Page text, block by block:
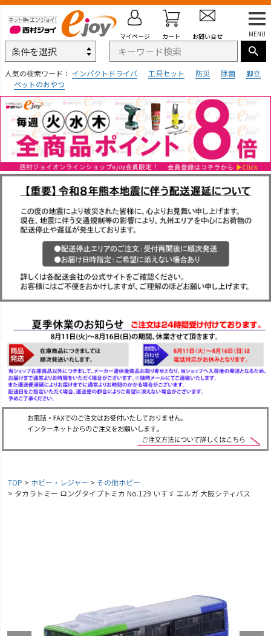
MENU
人気の検索ワード： インパクトドライバ 工具セット 防災 除菌
脚立
ペットのおやつ
マイページ カート お問い合せ
TOP ホビー・レジャー
その他ホビー
タカラトミー ロングタイプトミカ No.129 いすゞ エルガ 大阪シティバス